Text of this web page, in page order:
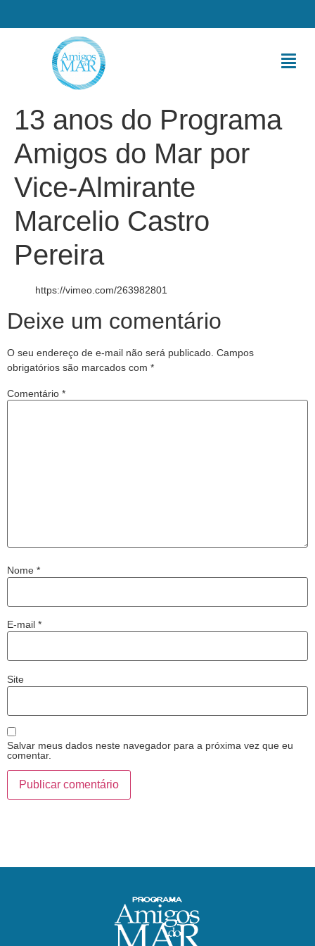
13 anos do Programa
Amigos do Mar por
Vice-Almirante
Marcelio Castro
Pereira
https://vimeo.com/263982801
Deixe um comentário
O seu endereço de e-mail não será publicado. Campos
obrigatórios são marcados com *
Comentário *
Nome *
E-mail *
Site
Salvar meus dados neste navegador para a próxima vez que eu
comentar.